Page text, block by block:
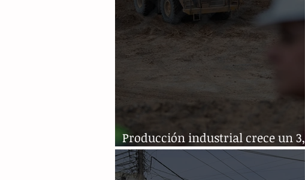
Producción industrial crece un 3,5
% anual en 2023